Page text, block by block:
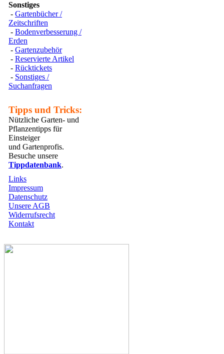
Sonstiges
- Gartenbücher /
Zeitschriften
- Bodenverbesserung /
Erden
- Gartenzubehör
- Reservierte Artikel
- Rücktickets
- Sonstiges /
Suchanfragen
Tipps und Tricks:
Nützliche Garten- und
Pflanzentipps für
Einsteiger
und Gartenprofis.
Besuche unsere
Tippdatenbank.
Links
Impressum
Datenschutz
Unsere AGB
Widerrufsrecht
Kontakt